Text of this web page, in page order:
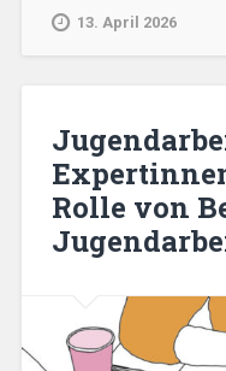
13. April 2026
Rolle von